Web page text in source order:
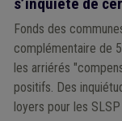
s’inquiète de
Fonds des
complémentaire de
les arriérés
positifs. Des inquiétudes quant à un éventuel plafonnement des
loyers pour les